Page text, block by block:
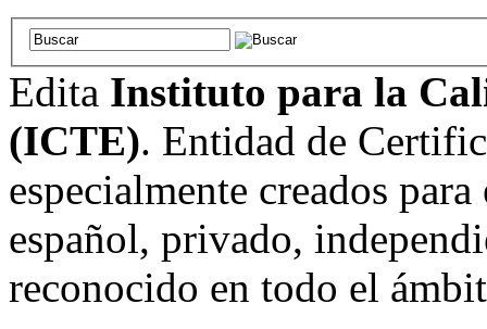
Edita Instituto para la
(ICTE). Entidad de
especialmente creados
español, privado,
reconocido en todo el